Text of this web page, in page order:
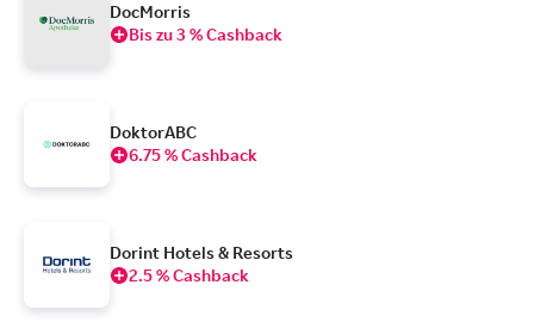
DocMorris
Bis zu 3 % Cashback
DoktorABC
6.75 % Cashback
Dorint Hotels & Resorts
2.5 % Cashback